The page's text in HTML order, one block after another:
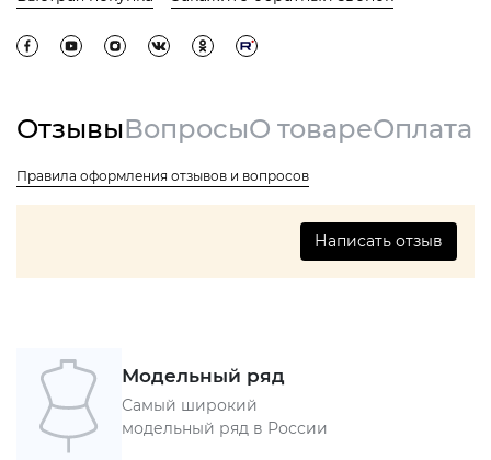
ОтзывыВопросыО товареОплата
Правила оформления отзывов и вопросов
Написать отзыв
Модельный ряд
Самый широкий
модельный ряд в России